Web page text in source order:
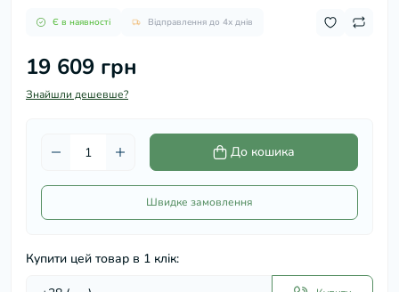
Є в наявності Відправлення до 4х днів
19 609 грн
Знайшли дешевше?
До кошика
Швидке замовлення
Купити цей товар в 1 клік: